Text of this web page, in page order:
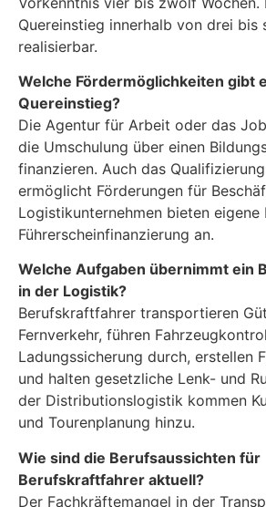
Quereinstieg innerhalb von drei bis
realisierbar.
Welche Fördermöglichkeiten gibt
Quereinstieg?
Die Agentur für Arbeit oder das
die Umschulung über einen
finanzieren. Auch das
ermöglicht Förderungen für
Logistikunternehmen bieten eigene
Führerscheinfinanzierung an.
Welche Aufgaben übernimmt ein
in der Logistik?
Berufskraftfahrer transportieren
Fernverkehr, führen
Ladungssicherung durch, erstellen
und halten gesetzliche Lenk- und
der Distributionslogistik kommen
und Tourenplanung hinzu.
Wie sind die Berufsaussichten für
Berufskraftfahrer aktuell?
Der Fachkräftemangel in der